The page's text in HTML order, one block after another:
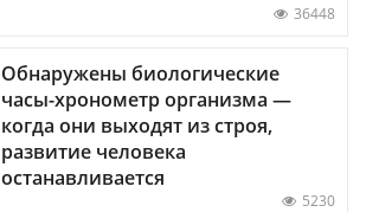
36448
Обнаружены биологические
часы-хронометр организма —
когда они выходят из строя,
развитие человека
останавливается
5230